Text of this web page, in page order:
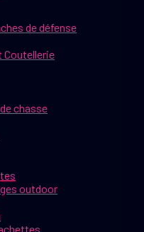
de défense
Coutellerie
chasse
outdoor